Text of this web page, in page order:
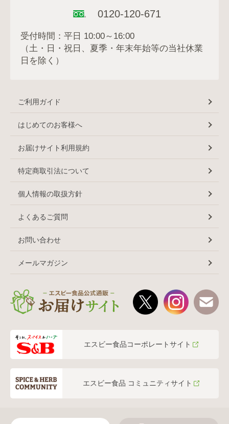
0120-120-671
受付時間：平日 10:00～16:00
（土・日・祝日、夏季・年末年始等の当社休業
日を除く）
ご利用ガイド
はじめてのお客様へ
お届けサイト利用規約
特定商取引法について
個人情報の取扱方針
よくあるご質問
お問い合わせ
メールマガジン
エスビー食品コーポレートサイト
エスビー食品 コミュニティサイト